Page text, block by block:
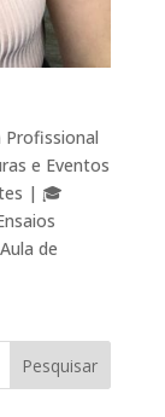
Profissional
e Eventos
| 🎓
de
Pesquisar